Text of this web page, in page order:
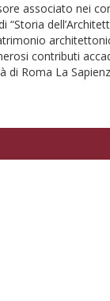
associato nei
contributi
di Roma La